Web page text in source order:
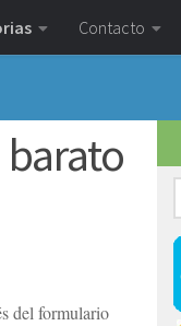
Contacto
del formulario